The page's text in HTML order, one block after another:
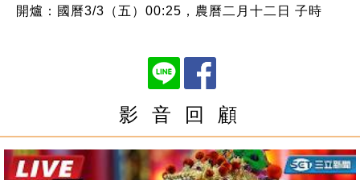
開爐：國曆3/3（五）00:25，農曆二月十二日 子時
影 音 回 顧